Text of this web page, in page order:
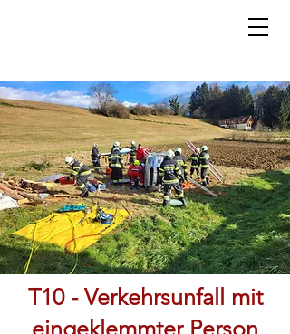
T10 - Verkehrsunfall mit
eingeklemmter Person